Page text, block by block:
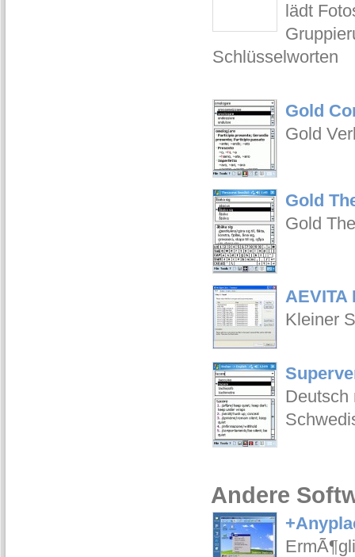
lädt
Schlüsselworten
Gold
Gold
Gold
Gold
AEVITA
Kleiner
Deutsch
Andere